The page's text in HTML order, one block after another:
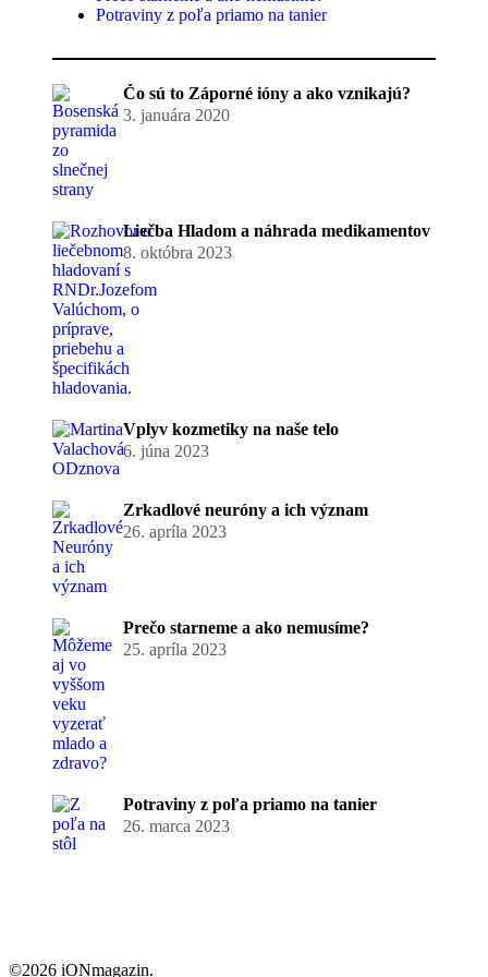
Potraviny z poľa priamo na tanier
Čo sú to Záporné ióny a ako vznikajú?
3. januára 2020
Liečba Hladom a náhrada medikamentov
8. októbra 2023
Vplyv kozmetiky na naše telo
6. júna 2023
Zrkadlové neuróny a ich význam
26. apríla 2023
Prečo starneme a ako nemusíme?
25. apríla 2023
Potraviny z poľa priamo na tanier
26. marca 2023
©2026 iONmagazin.